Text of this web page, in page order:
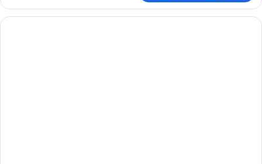
Queen
Suite